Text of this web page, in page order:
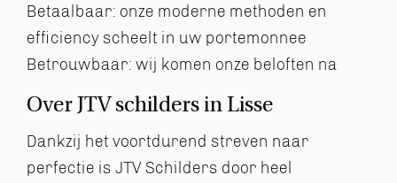
Betaalbaar: onze moderne methoden en
efficiency scheelt in uw portemonnee
Betrouwbaar: wij komen onze beloften na
Over JTV schilders in Lisse
Dankzij het voortdurend streven naar
perfectie is JTV Schilders door heel